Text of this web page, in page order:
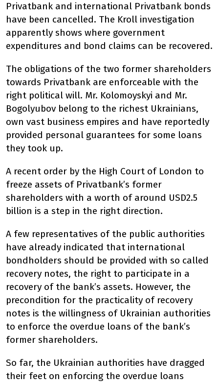
Privatbank and international Privatbank bonds
have been cancelled. The Kroll investigation
apparently shows where government
expenditures and bond claims can be recovered.
The obligations of the two former shareholders
towards Privatbank are enforceable with the
right political will. Mr. Kolomoyskyi and Mr.
Bogolyubov belong to the richest Ukrainians,
own vast business empires and have reportedly
provided personal guarantees for some loans
they took up.
A recent order by the High Court of London to
freeze assets of Privatbank’s former
shareholders with a worth of around USD2.5
billion is a step in the right direction.
A few representatives of the public authorities
have already indicated that international
bondholders should be provided with so called
recovery notes, the right to participate in a
recovery of the bank’s assets. However, the
precondition for the practicality of recovery
notes is the willingness of Ukrainian authorities
to enforce the overdue loans of the bank’s
former shareholders.
So far, the Ukrainian authorities have dragged
their feet on enforcing the overdue loans